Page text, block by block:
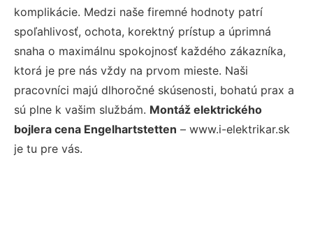
komplikácie. Medzi naše firemné hodnoty patrí
spoľahlivosť, ochota, korektný prístup a úprimná
snaha o maximálnu spokojnosť každého zákazníka,
ktorá je pre nás vždy na prvom mieste. Naši
pracovníci majú dlhoročné skúsenosti, bohatú prax a
sú plne k vašim službám. Montáž elektrického
bojlera cena Engelhartstetten – www.i-elektrikar.sk
je tu pre vás.